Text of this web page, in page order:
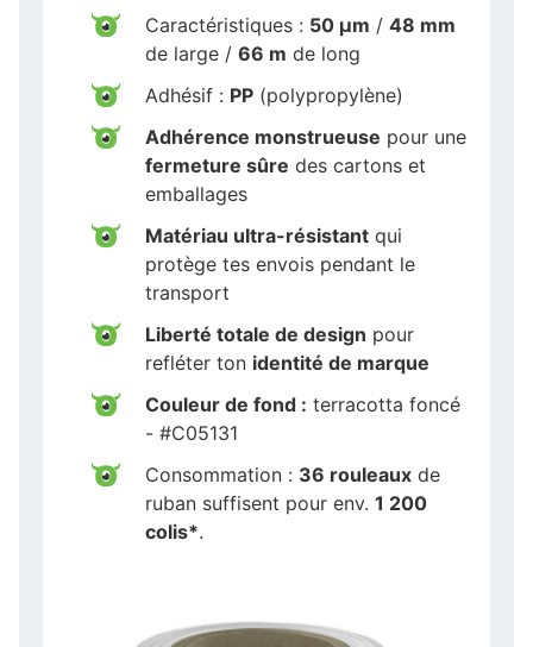
Caractéristiques : 50 µm / 48 mm
de large / 66 m de long
Adhésif : PP (polypropylène)
Adhérence monstrueuse pour une
fermeture sûre des cartons et
emballages
Matériau ultra-résistant qui
protège tes envois pendant le
transport
Liberté totale de design pour
refléter ton identité de marque
Couleur de fond : terracotta foncé
- #C05131
Consommation : 36 rouleaux de
ruban suffisent pour env. 1 200
colis*.